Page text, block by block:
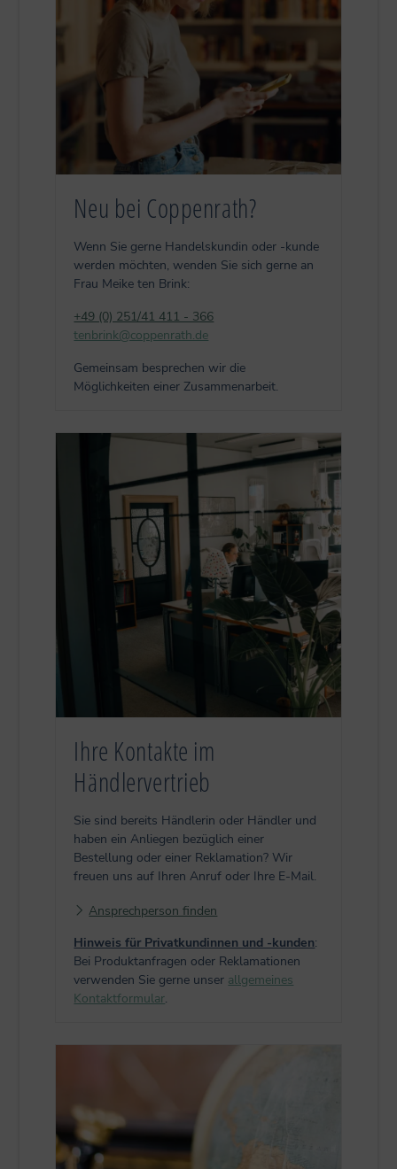
Neu bei Coppenrath?
Wenn Sie gerne Handelskundin oder -kunde
werden möchten, wenden Sie sich gerne an
Frau Meike ten Brink:
+49 (0) 251/41 411 - 366
tenbrink@coppenrath.de
Gemeinsam besprechen wir die
Möglichkeiten einer Zusammenarbeit.
Ihre Kontakte im
Händlervertrieb
Sie sind bereits Händlerin oder Händler und
haben ein Anliegen bezüglich einer
Bestellung oder einer Reklamation? Wir
freuen uns auf Ihren Anruf oder Ihre E-Mail.
Ansprechperson finden
Hinweis für Privatkundinnen und -kunden:
Bei Produktanfragen oder Reklamationen
verwenden Sie gerne unser allgemeines
Kontaktformular.